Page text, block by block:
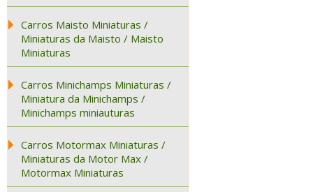
Carros Maisto Miniaturas /
Miniaturas da Maisto / Maisto
Miniaturas
Carros Minichamps Miniaturas /
Miniatura da Minichamps /
Minichamps miniauturas
Carros Motormax Miniaturas /
Miniaturas da Motor Max /
Motormax Miniaturas